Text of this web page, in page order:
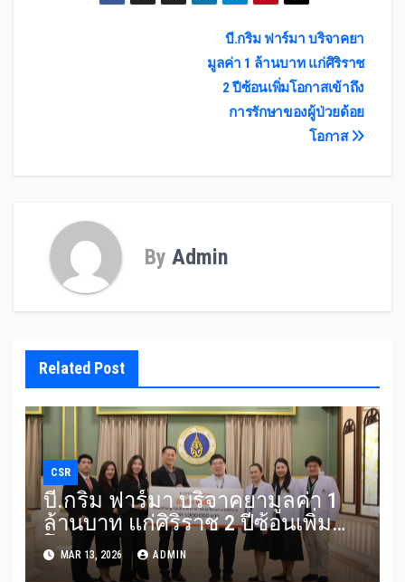
บี.กริม ฟาร์มา บริจาคยา
มูลค่า 1 ล้านบาท แก่ศิริราช
2 ปีซ้อนเพิ่มโอกาสเข้าถึง
การรักษาของผู้ป่วยด้อย
โอกาส
By Admin
Related Post
CSR
บี.กริม ฟาร์มา บริจาคยามูลค่า 1
ล้านบาท แก่ศิริราช 2 ปีซ้อนเพิ่ม
โอกาสเข้าถึงการรักษาของผู้ป่วย
ด้อยโอกาส
MAR 13, 2026 ADMIN